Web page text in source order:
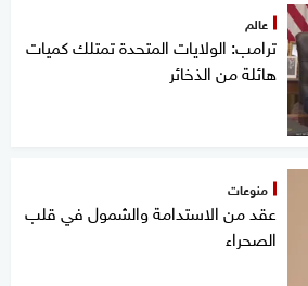
عالم
ترامب: الولايات المتحدة تمتلك كميات
هائلة من الذخائر
منوعات
عقد من الاستدامة والشمول في قلب
الصحراء